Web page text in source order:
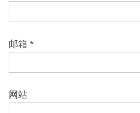
邮箱 *
网站